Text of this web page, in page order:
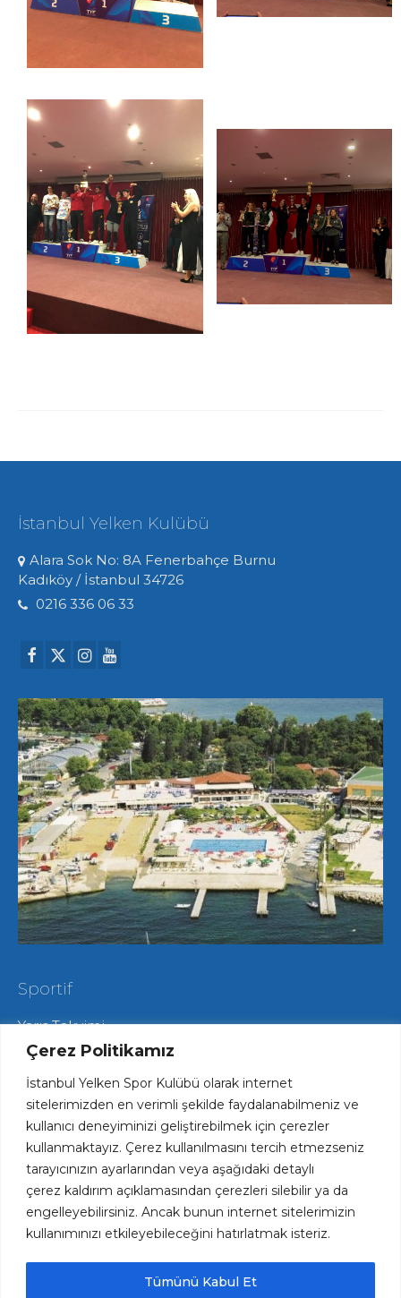
Çerez Politikamız
İstanbul Yelken Spor Kulübü olarak internet
sitelerimizden en verimli şekilde faydalanabilmeniz ve
kullanıcı deneyiminizi geliştirebilmek için çerezler
kullanmaktayız. Çerez kullanılmasını tercih etmezseniz
tarayıcınızın ayarlarından veya aşağıdaki detaylı
çerez kaldırım açıklamasından çerezleri silebilir ya da
engelleyebilirsiniz. Ancak bunun internet sitelerimizin
kullanımınızı etkileyebileceğini hatırlatmak isteriz.
Tümünü Kabul Et
İstanbul Yelken Kulübü
Alara Sok No: 8A Fenerbahçe Burnu
Kadıköy / İstanbul 34726
0216 336 06 33
Sportif
Yarış Takvimi
Hareketli Salma Yarışları
Yat Yarışları
Radyo Yelken Yarışları
Lisans ve Vize İşlemleri
Tekne Park ve Çekek Hizmetlerimiz
Hızlı Erişim
Haftalık Spesiyal Menü
Plaj ve Havuz Fiyatları
Kulüp Forsumuz ve Logomuz